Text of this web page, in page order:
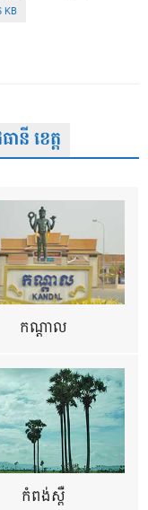
KB
នី ខេត្ត
កណ្តាល
កំពង់ស្ពឺ